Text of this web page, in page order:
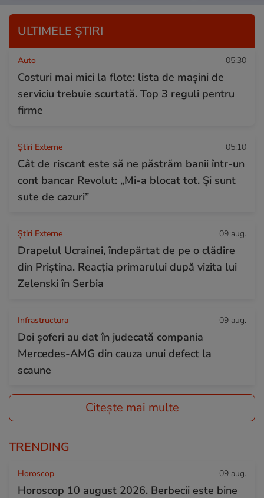
ULTIMELE ȘTIRI
Auto 05:30
Costuri mai mici la flote: lista de mașini de
serviciu trebuie scurtată. Top 3 reguli pentru
firme
Știri Externe 05:10
Cât de riscant este să ne păstrăm banii într-un
cont bancar Revolut: „Mi-a blocat tot. Și sunt
sute de cazuri”
Știri Externe 09 aug.
Drapelul Ucrainei, îndepărtat de pe o clădire
din Priștina. Reacția primarului după vizita lui
Zelenski în Serbia
Infrastructura 09 aug.
Doi șoferi au dat în judecată compania
Mercedes-AMG din cauza unui defect la
scaune
Citește mai multe
TRENDING
Horoscop 09 aug.
Horoscop 10 august 2026. Berbecii este bine